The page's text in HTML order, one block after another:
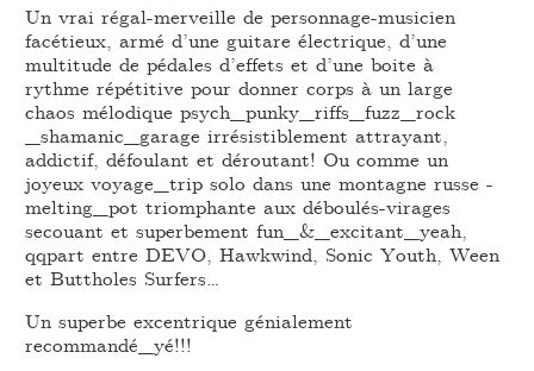
Un vrai régal-merveille de personnage-musicien
facétieux, armé d’une guitare électrique, d’une
multitude de pédales d’effets et d’une boite à
rythme répétitive pour donner corps à un large
chaos mélodique psych_punky_riffs_fuzz_rock
_shamanic_garage irrésistiblement attrayant,
addictif, défoulant et déroutant! Ou comme un
joyeux voyage_trip solo dans une montagne russe -
melting_pot triomphante aux déboulés-virages
secouant et superbement fun_&_excitant_yeah,
qqpart entre DEVO, Hawkwind, Sonic Youth, Ween
et Buttholes Surfers…
Un superbe excentrique génialement
recommandé_yé!!!